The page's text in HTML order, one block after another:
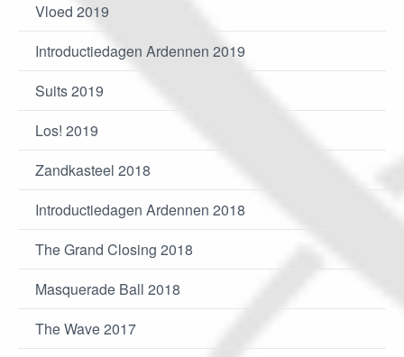
Vloed 2019
Introductiedagen Ardennen 2019
Suits 2019
Los! 2019
Zandkasteel 2018
Introductiedagen Ardennen 2018
The Grand Closing 2018
Masquerade Ball 2018
The Wave 2017